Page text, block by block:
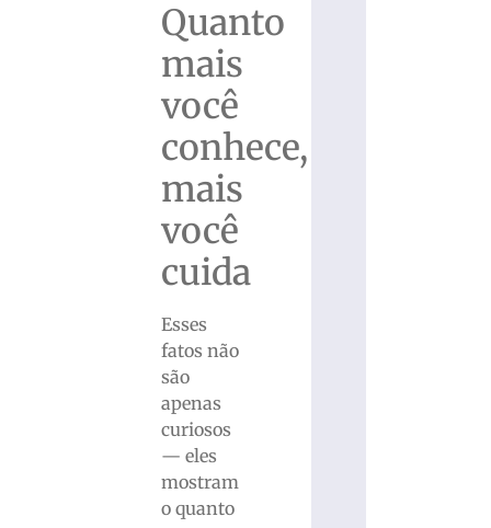
Quanto
mais
você
conhece,
mais
você
cuida
Esses
fatos não
são
apenas
curiosos
— eles
mostram
o quanto